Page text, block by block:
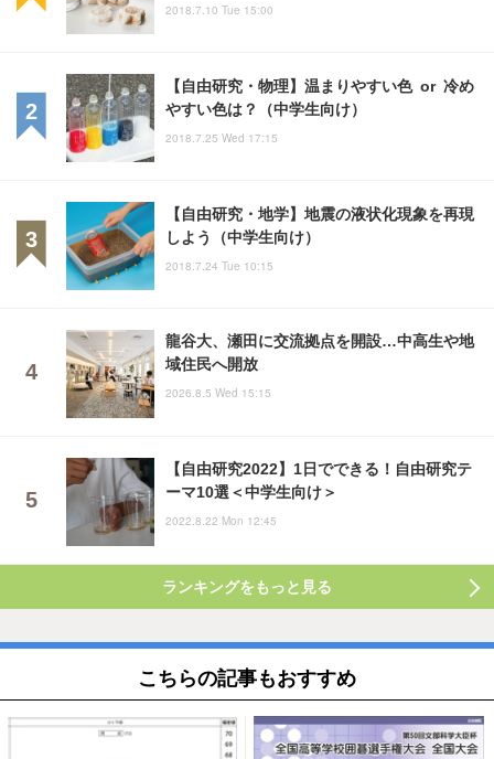
2018.7.10 Tue 15:00
【自由研究・物理】温まりやすい色 or 冷め
やすい色は？（中学生向け）
2018.7.25 Wed 17:15
【自由研究・地学】地震の液状化現象を再現
しよう（中学生向け）
2018.7.24 Tue 10:15
龍谷大、瀬田に交流拠点を開設…中高生や地
域住民へ開放
2026.8.5 Wed 15:15
【自由研究2022】1日でできる！自由研究テ
ーマ10選＜中学生向け＞
2022.8.22 Mon 12:45
ランキングをもっと見る
こちらの記事もおすすめ